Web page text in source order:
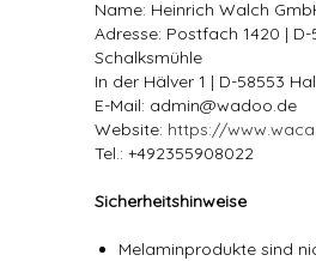
Name: Heinrich Walch
Adresse: Postfach 1420 | D-
Schalksmühle
In der Hälver 1 | D-58553
E-Mail: admin@wadoo.de
Website: https://
Tel.: +492355908022
Sicherheitshinweise
Melaminprodukte sind